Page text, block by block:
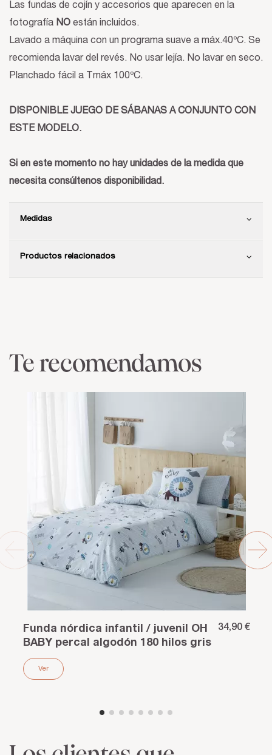
Las fundas de cojín y accesorios que aparecen en la
fotografía NO están incluidos.
Lavado a máquina con un programa suave a máx.40ºC. Se
recomienda lavar del revés. No usar lejía. No lavar en seco.
Planchado fácil a Tmáx 100ºC.
DISPONIBLE JUEGO DE SÁBANAS A CONJUNTO CON
ESTE MODELO.
Si en este momento no hay unidades de la medida que
necesita consúltenos disponibilidad.
Medidas
Productos relacionados
Te recomendamos
Funda nórdica infantil / juvenil OH
BABY percal algodón 180 hilos gris
34,90 €
Ver